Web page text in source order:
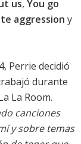
us, You go
aggression y
Perrie decidió
durante
La Room.
canciones
y sobre temas